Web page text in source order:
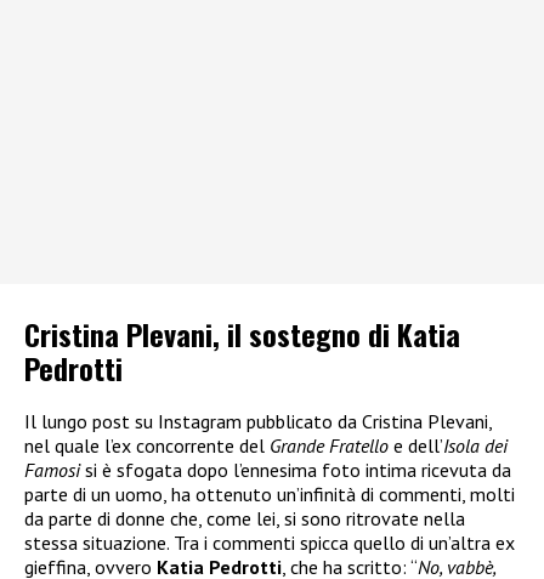
Cristina Plevani, il sostegno di Katia
Pedrotti
Il lungo post su Instagram pubblicato da Cristina Plevani,
nel quale l’ex concorrente del Grande Fratello e dell’Isola dei
Famosisi è sfogata dopo l’ennesima foto intima ricevuta da
parte di un uomo, ha ottenuto un’infinità di commenti, molti
da parte di donne che, come lei, si sono ritrovate nella
stessa situazione. Tra i commenti spicca quello di un’altra ex
gieffina, ovvero Katia Pedrotti , che ha scritto: “No, vabbè,